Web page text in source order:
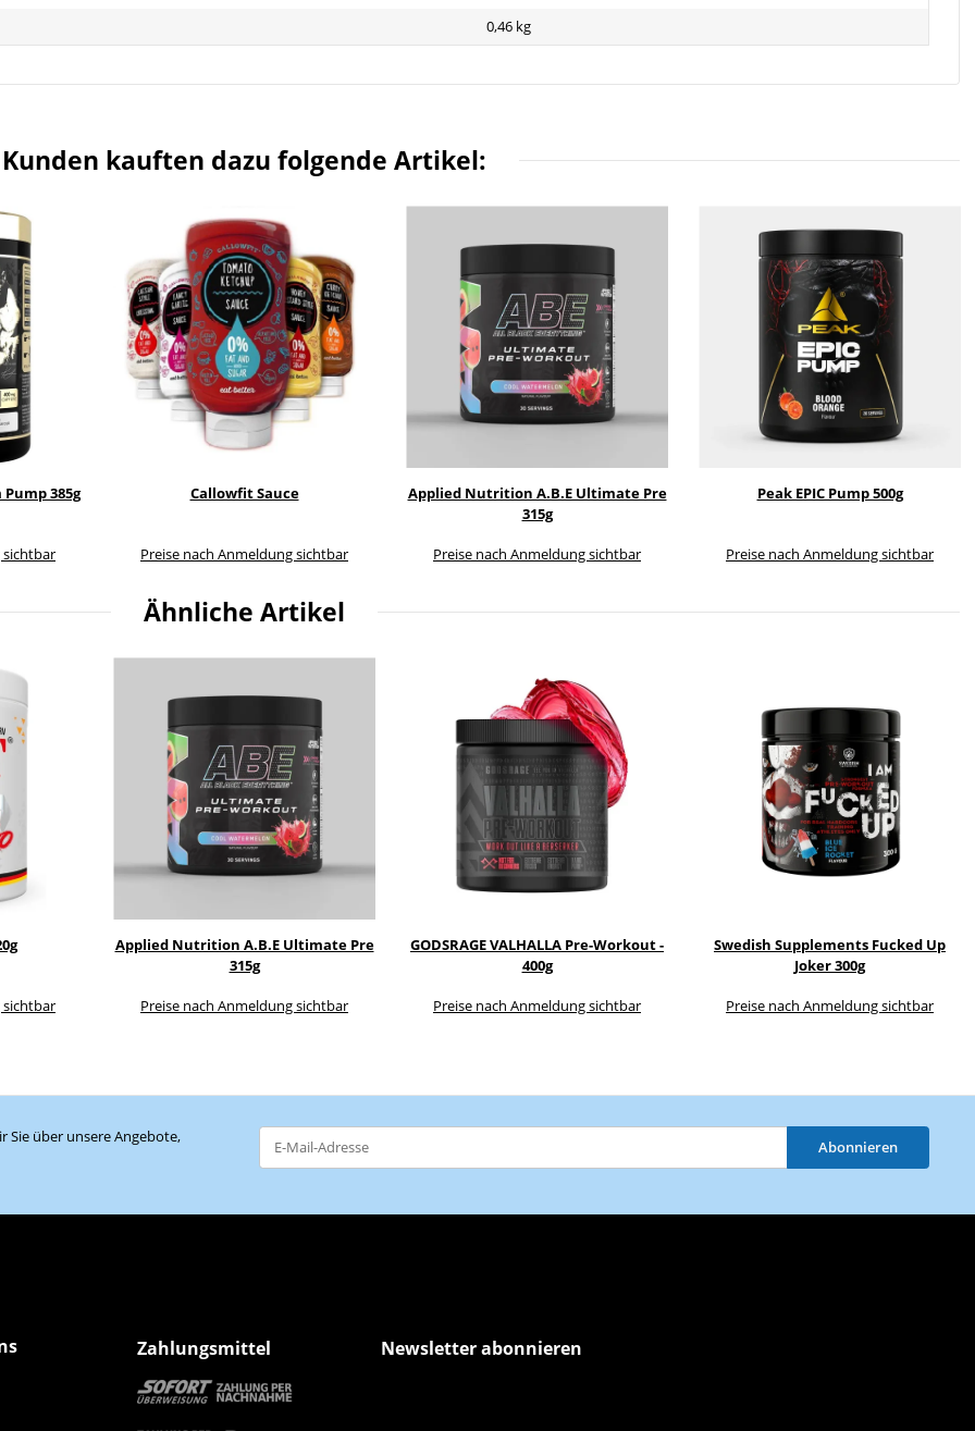
0,46 kg
Kunden kauften dazu folgende Artikel:
385g
sichtbar
Callowfit Sauce
Preise nach Anmeldung sichtbar
Applied Nutrition A.B.E Ultimate Pre
315g
Preise nach Anmeldung sichtbar
Peak EPIC Pump 500g
Preise nach Anmeldung sichtbar
Ähnliche Artikel
sichtbar
Applied Nutrition A.B.E Ultimate Pre
315g
Preise nach Anmeldung sichtbar
GODSRAGE VALHALLA Pre-Workout -
400g
Preise nach Anmeldung sichtbar
Swedish Supplements Fucked Up
Joker 300g
Preise nach Anmeldung sichtbar
über unsere Angebote,
Abonnieren
Zahlungsmittel Newsletter abonnieren